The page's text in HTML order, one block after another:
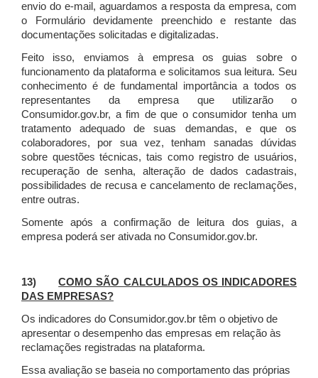
envio do e-mail, aguardamos a resposta da empresa, com
o Formulário devidamente preenchido e restante das
documentações solicitadas e digitalizadas.
Feito isso, enviamos à empresa os guias sobre o
funcionamento da plataforma e solicitamos sua leitura. Seu
conhecimento é de fundamental importância a todos os
representantes da empresa que utilizarão o
Consumidor.gov.br, a fim de que o consumidor tenha um
tratamento adequado de suas demandas, e que os
colaboradores, por sua vez, tenham sanadas dúvidas
sobre questões técnicas, tais como registro de usuários,
recuperação de senha, alteração de dados cadastrais,
possibilidades de recusa e cancelamento de reclamações,
entre outras.
Somente após a confirmação de leitura dos guias, a
empresa poderá ser ativada no Consumidor.gov.br.
13)COMO SÃO CALCULADOS OS INDICADORES
DAS EMPRESAS?
Os indicadores do Consumidor.gov.br têm o objetivo de
apresentar o desempenho das empresas em relação às
reclamações registradas na plataforma.
Essa avaliação se baseia no comportamento das próprias